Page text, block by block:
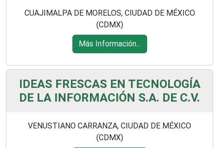
CUAJIMALPA DE MORELOS, CIUDAD DE MÉXICO
(CDMX)
Más Información...
IDEAS FRESCAS EN TECNOLOGÍA
DE LA INFORMACIÓN S.A. DE C.V.
VENUSTIANO CARRANZA, CIUDAD DE MÉXICO
(CDMX)